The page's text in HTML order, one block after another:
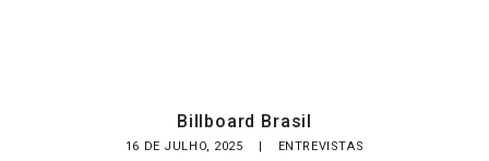
Billboard Brasil
16 DE JULHO, 2025 | ENTREVISTAS